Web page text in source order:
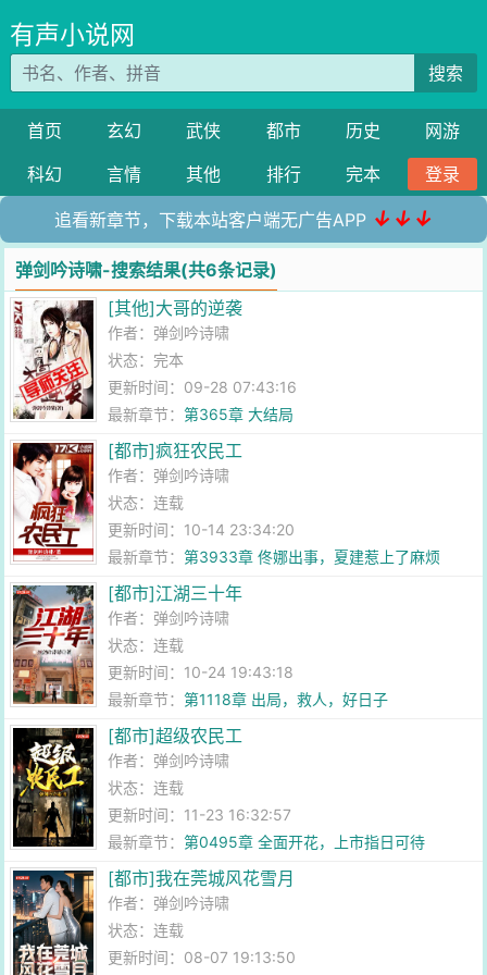
有声小说网
搜索
首页 玄幻 武侠 都市 历史
网游
科幻
言情 其他 排行 完本 登录
追看新章节，下载本站客户端无广告APP ↓↓↓
弹剑吟诗啸-搜索结果(共6条记录)
[其他]大哥的逆袭
作者： 弹剑吟诗啸
状态：完本
更新时间：09-28 07:43:16
最新章节：第365章 大结局
[都市]疯狂农民工
作者： 弹剑吟诗啸
状态：连载
更新时间：10-14 23:34:20
最新章节：第3933章 佟娜出事，夏建惹上了麻烦
[都市]江湖三十年
作者： 弹剑吟诗啸
状态：连载
更新时间：10-24 19:43:18
最新章节：第1118章 出局，救人，好日子
[都市]超级农民工
作者： 弹剑吟诗啸
状态：连载
更新时间：11-23 16:32:57
最新章节：第0495章 全面开花，上市指日可待
[都市]我在莞城风花雪月
作者： 弹剑吟诗啸
状态：连载
更新时间：08-07 19:13:50